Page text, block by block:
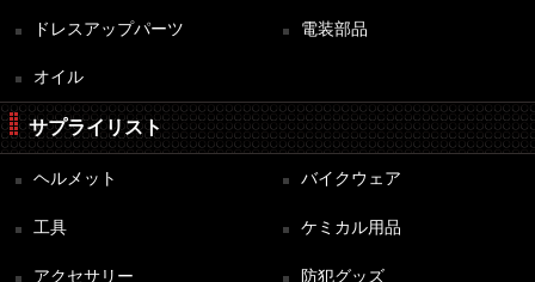
ドレスアップパーツ 電装部品
オイル
サプライリスト
ヘルメット バイクウェア
工具 ケミカル用品
アクセサリー 防犯グッズ